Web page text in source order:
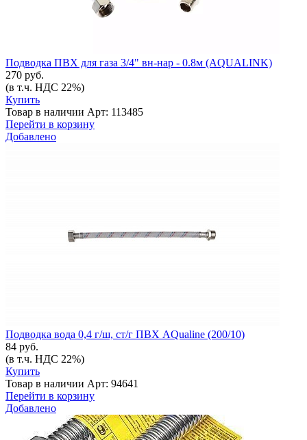
Подводка ПВХ для газа 3/4" вн-нар - 0.8м (AQUALINK)
270 руб.
(в т.ч. НДС 22%)
Купить
Товар в наличии Арт: 113485
Перейти в корзину
Добавлено
Подводка вода 0,4 г/ш, ст/г ПВХ AQualine (200/10)
84 руб.
(в т.ч. НДС 22%)
Купить
Товар в наличии Арт: 94641
Перейти в корзину
Добавлено